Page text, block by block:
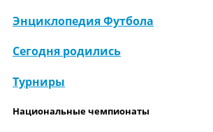
Энциклопедия Футбола
Сегодня родились
Турниры
Национальные чемпионаты